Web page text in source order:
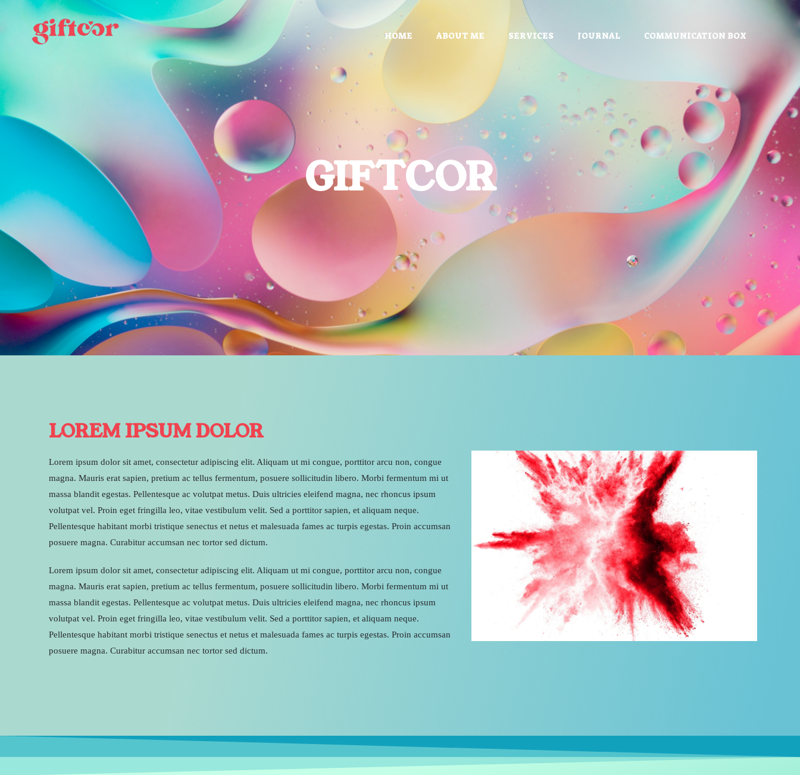
HOME ABOUT ME SERVICES JOURNAL COMMUNICATION BOX
GIFTCOR
LOREM IPSUM DOLOR
Lorem ipsum dolor sit amet, consectetur adipiscing elit. Aliquam ut mi congue, porttitor arcu non, congue
magna. Mauris erat sapien, pretium ac tellus fermentum, posuere sollicitudin libero. Morbi fermentum mi ut
massa blandit egestas. Pellentesque ac volutpat metus. Duis ultricies eleifend magna, nec rhoncus ipsum
volutpat vel. Proin eget fringilla leo, vitae vestibulum velit. Sed a porttitor sapien, et aliquam neque.
Pellentesque habitant morbi tristique senectus et netus et malesuada fames ac turpis egestas. Proin accumsan
posuere magna. Curabitur accumsan nec tortor sed dictum.
Lorem ipsum dolor sit amet, consectetur adipiscing elit. Aliquam ut mi congue, porttitor arcu non, congue
magna. Mauris erat sapien, pretium ac tellus fermentum, posuere sollicitudin libero. Morbi fermentum mi ut
massa blandit egestas. Pellentesque ac volutpat metus. Duis ultricies eleifend magna, nec rhoncus ipsum
volutpat vel. Proin eget fringilla leo, vitae vestibulum velit. Sed a porttitor sapien, et aliquam neque.
Pellentesque habitant morbi tristique senectus et netus et malesuada fames ac turpis egestas. Proin accumsan
posuere magna. Curabitur accumsan nec tortor sed dictum.